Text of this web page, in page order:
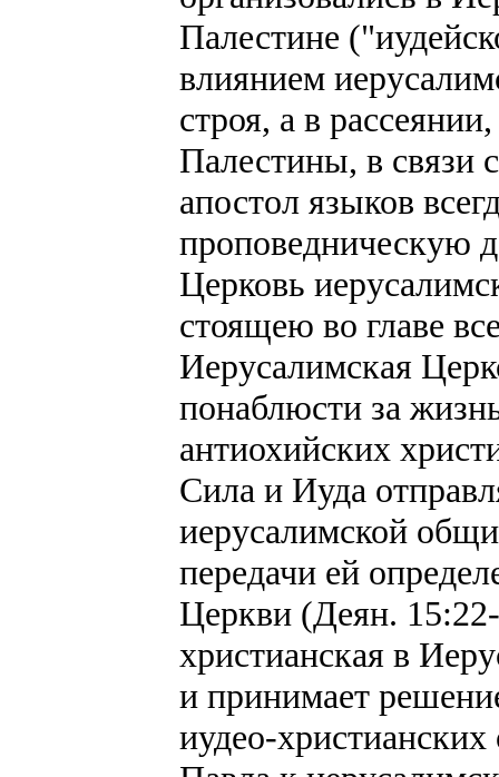
Палестине
влиянием
строя, а в
Палестины, в связи
апостол языков
проповедническую
Церковь
стоящею во главе
Иерусалимская
понаблюсти за
антиохийских
Сила и Иуда
иерусалимской
передачи ей
Церкви (Деян.
христианская в
и принимает
иудео-